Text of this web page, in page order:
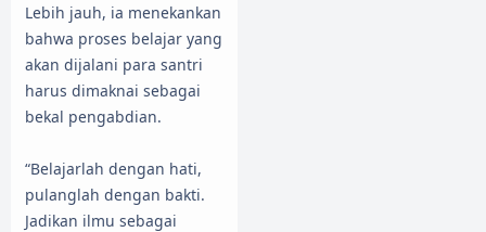
Lebih jauh, ia menekankan
bahwa proses belajar yang
akan dijalani para santri
harus dimaknai sebagai
bekal pengabdian.
“Belajarlah dengan hati,
pulanglah dengan bakti.
Jadikan ilmu sebagai